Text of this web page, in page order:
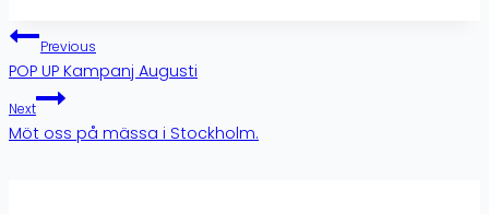
Inläggsnavigering
Previous
POP UP Kampanj Augusti
Next
Möt oss på mässa i Stockholm.